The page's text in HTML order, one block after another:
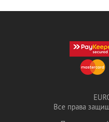
Все права